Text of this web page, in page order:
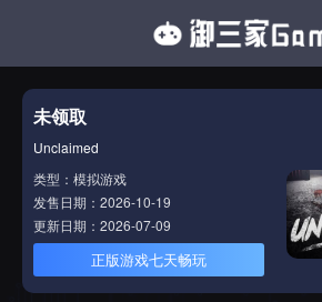
未领取
Unclaimed
类型：模拟游戏
发售日期：2026-10-19
更新日期：2026-07-09
正版游戏七天畅玩